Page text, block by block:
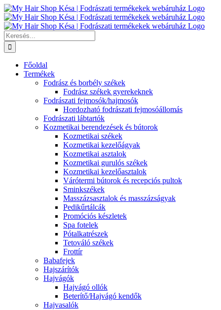
Kihagyás
Keresés...
Főoldal
Termékek
Fodrász és borbély székek
Fodrász székek gyerekeknek
Fodrászati fejmosók/hajmosók
Hordozható fodrászati fejmosóállomás
Fodrászati lábtartók
Kozmetikai berendezések és bútorok
Kozmetikai székek
Kozmetikai kezelőágyak
Kozmetikai asztalok
Kozmetikai gurulós székek
Kozmetikai kezelőasztalok
Várótermi bútorok és recepciós pultok
Sminkszékek
Masszázsasztalok és masszázságyak
Pedikűrtálcák
Promóciós készletek
Spa fotelek
Pótalkatrészek
Tetováló székek
Frottír
Babafejek
Hajszárítók
Hajvágók
Hajvágó ollók
Beterítő/Hajvágó kendők
Hajvasalók